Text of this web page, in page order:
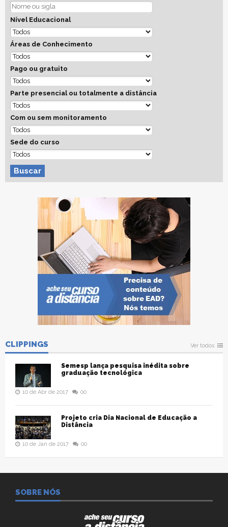
Nível Educacional
Áreas de Conhecimento
Pago ou gratuito
Parte presencial ou totalmente a distância
Com ou sem monitoramento
Sede do curso
Buscar
CLIPPINGS Ver todos
Semesp lança pesquisa inédita sobre
graduação tecnológica
10 de Abr de 2017 00
Projeto cria Dia Nacional de Educação a
Distância
10 de Jan de 2017 00
SOBRE NÓS